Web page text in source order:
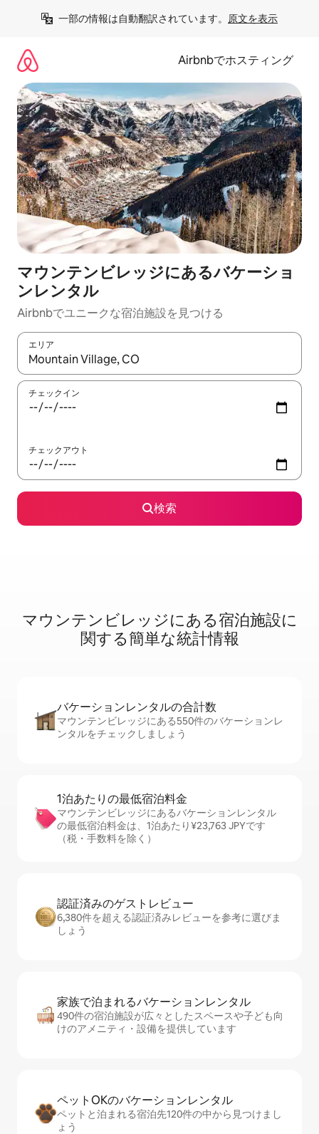
一部の情報は自動翻訳されています。 原文を表示
Airbnbでホスティング
マウンテンビレッジにあるバケーショ
ンレンタル
Airbnbでユニークな宿泊施設を見つける
エリア
検索結果が表示されたら、上下の矢印キーを使って移動するか
チェックイン
チェックアウト
検索
マウンテンビレッジに⁠あ⁠る宿⁠泊⁠施⁠設⁠に
関⁠す⁠る簡⁠単⁠な統⁠計⁠情⁠報
バケーションレ⁠ン⁠タ⁠ル⁠の合⁠計⁠数
マウンテンビレッジにある550件のバケーションレ
ンタルをチェックしましょう
1泊あたりの最⁠低⁠宿⁠泊⁠料⁠金
マウンテンビレッジにあるバケーションレンタル
の最低宿泊料金は、1泊あたり¥23,763 JPYです
（税・手数料を除く）
認証済みのゲ⁠ス⁠ト⁠レ⁠ビ⁠ュ⁠ー
6,380件を超える認証済みレビューを参考に選びま
しょう
家族で泊まれるバ⁠ケ⁠ー⁠シ⁠ョ⁠ンレ⁠ン⁠タ⁠ル
490件の宿泊施設が広々としたスペースや子ども向
けのアメニティ・設備を提供しています
ペットOKのバ⁠ケ⁠ー⁠シ⁠ョ⁠ンレ⁠ン⁠タ⁠ル
ペットと泊まれる宿泊先120件の中から見つけまし
ょう